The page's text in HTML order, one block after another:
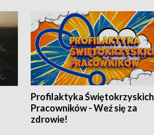
Profilaktyka Świętokrzyskich
Pracowników - Weź się za
zdrowie!